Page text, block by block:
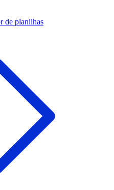
de planilhas